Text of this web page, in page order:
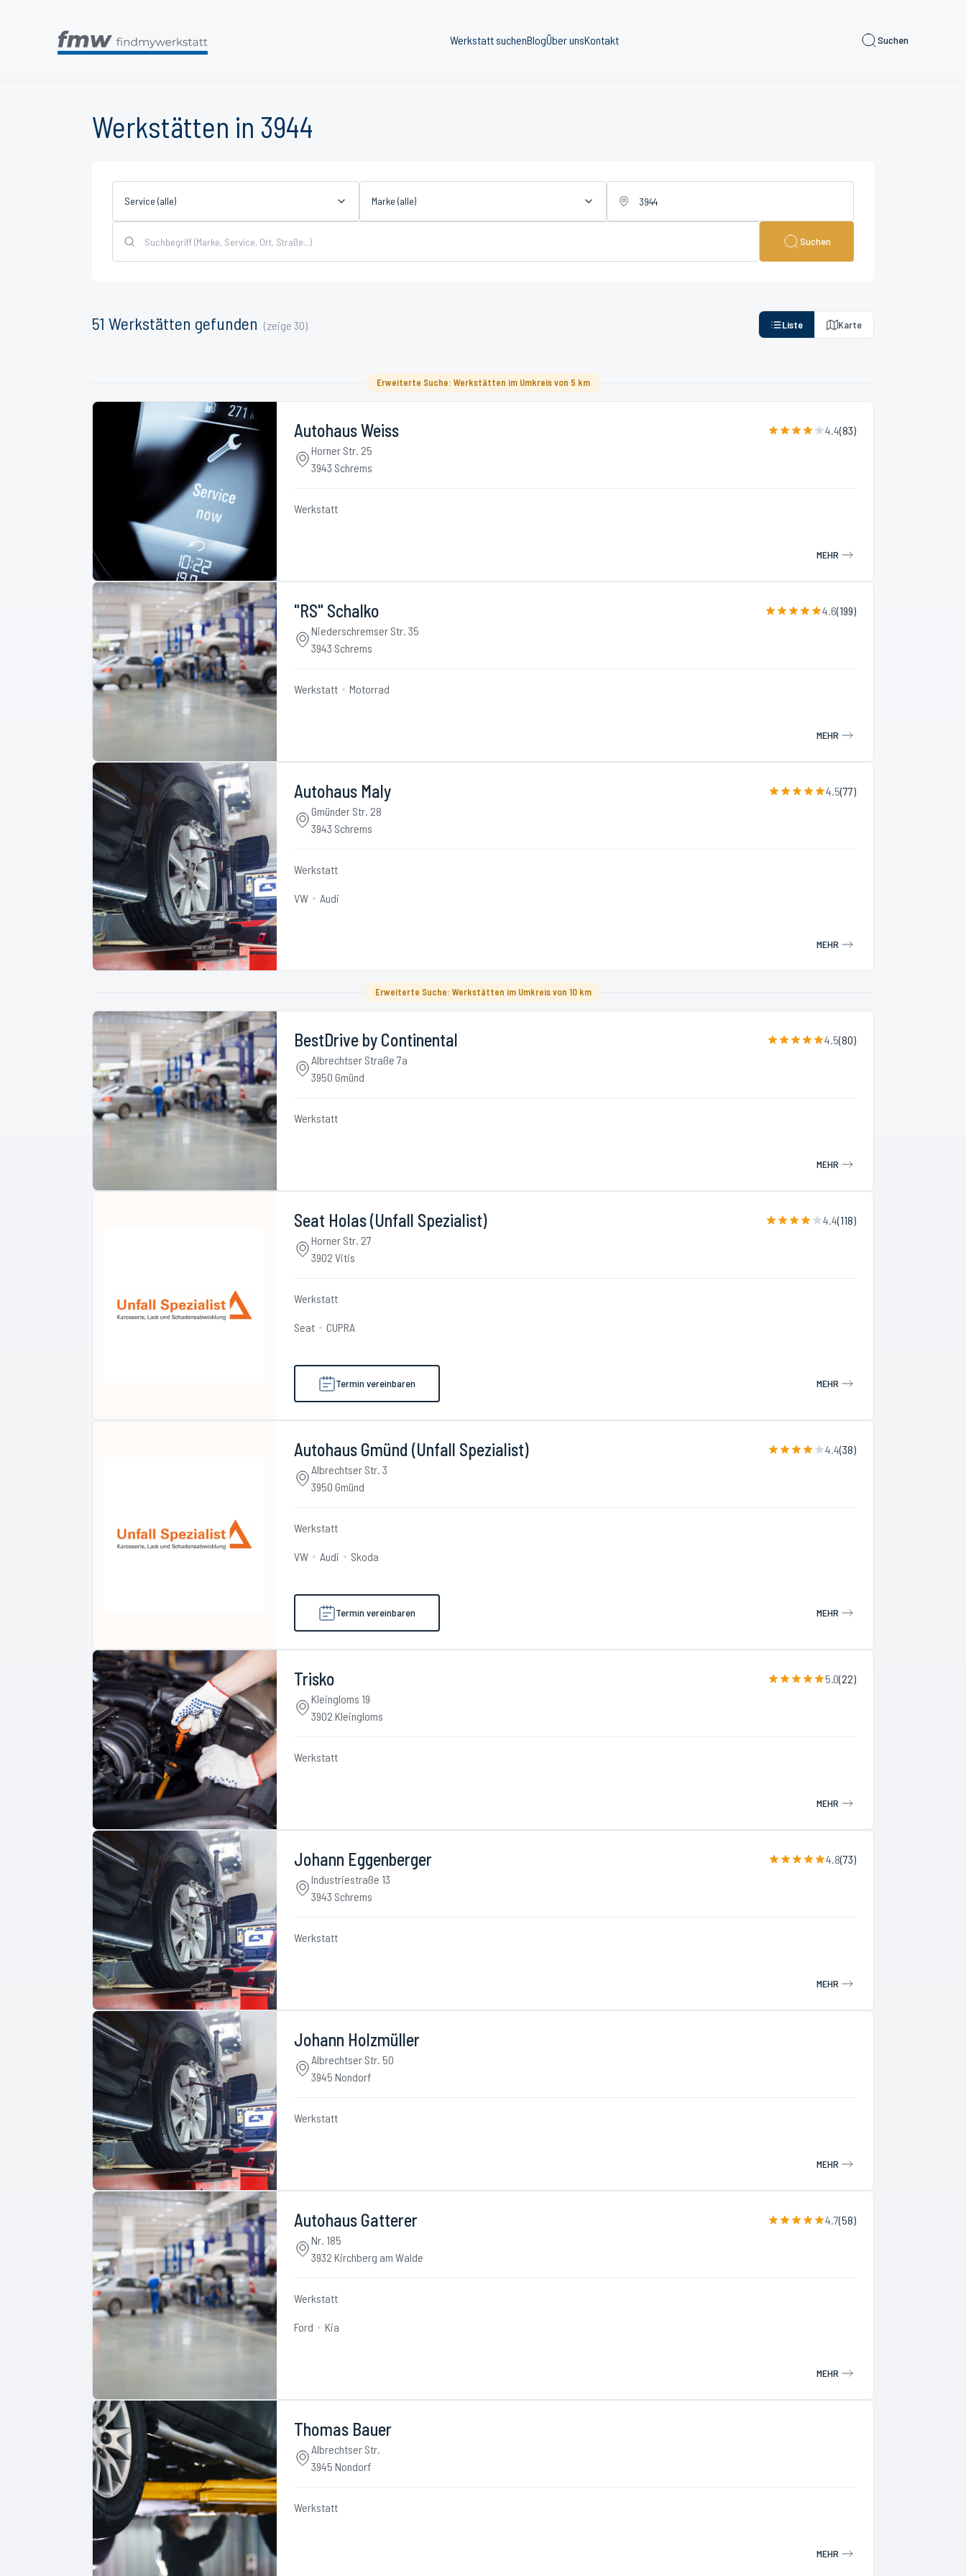
Werkstatt suchenBlogÜber unsKontakt Suchen
Werkstätten in 3944
Service (alle) Marke (alle)
Suchen
51 Werkstätten gefunden (zeige 30) Liste Karte
Erweiterte Suche: Werkstätten im Umkreis von 5 km
Autohaus Weiss 4.4(83)
Horner Str. 25
3943 Schrems
Werkstatt
MEHR
"RS" Schalko 4.6(199)
Niederschremser Str. 35
3943 Schrems
Werkstatt Motorrad
MEHR
Autohaus Maly 4.5(77)
Gmünder Str. 28
3943 Schrems
Werkstatt
VW Audi
MEHR
Erweiterte Suche: Werkstätten im Umkreis von 10 km
BestDrive by Continental 4.5(80)
Albrechtser Straße 7a
3950 Gmünd
Werkstatt
MEHR
Seat Holas (Unfall Spezialist) 4.4(118)
Horner Str. 27
3902 Vitis
Werkstatt
Seat CUPRA
Termin vereinbaren MEHR
Autohaus Gmünd (Unfall Spezialist) 4.4(38)
Albrechtser Str. 3
3950 Gmünd
Werkstatt
VW Audi Skoda
Termin vereinbaren MEHR
Trisko 5.0(22)
Kleingloms 19
3902 Kleingloms
Werkstatt
MEHR
Johann Eggenberger 4.8(73)
Industriestraße 13
3943 Schrems
Werkstatt
MEHR
Johann Holzmüller
Albrechtser Str. 50
3945 Nondorf
Werkstatt
MEHR
Autohaus Gatterer 4.7(58)
Nr. 185
3932 Kirchberg am Walde
Werkstatt
Ford Kia
MEHR
Thomas Bauer
Albrechtser Str.
3945 Nondorf
Werkstatt
MEHR